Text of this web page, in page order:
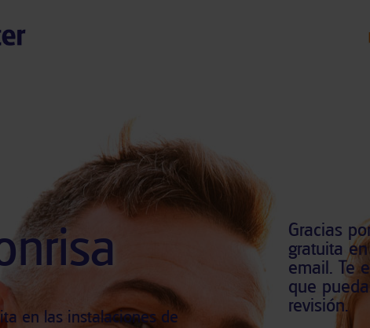
en las instalaciones de
Gracias
gratuita
email. Te
que
revisión.